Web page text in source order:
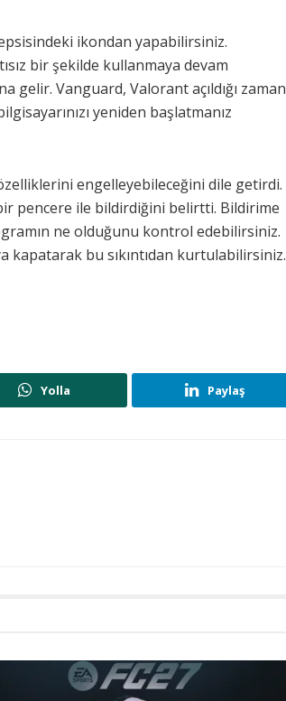
ikondan yapabilirsiniz.
bir şekilde kullanmaya devam
gelir. Vanguard, Valorant açıldığı zaman
yeniden başlatmanız
özelliklerini engelleyebileceğini dile getirdi.
pencere ile bildirdiğini belirtti. Bildirime
ne olduğunu kontrol edebilirsiniz.
kapatarak bu sıkıntıdan kurtulabilirsiniz.
Yolla Paylaş